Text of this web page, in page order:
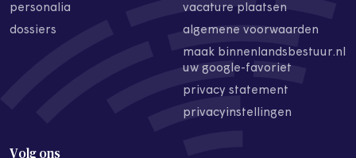
personalia
dossiers
vacature plaatsen
algemene voorwaarden
maak binnenlandsbestuur.nl
uw google-favoriet
privacy statement
privacyinstellingen
Volg ons